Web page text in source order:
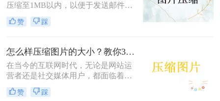
压缩至1MB以内，以便于发送邮件、
上传到社交媒体或满足特定平台的要
求。那么怎样把照片压缩成1m以内
缩照片大小，帮助您轻松应对这些需
求。
赞 踩
怎么样压缩图片的大小？教你3种实用方法！
在当今的互联网时代，无论是网站运
营者还是社交媒体用户，都面临着一
个共同的问题——怎么样压缩图片的
大小。较大的图片文件不仅会占用更
赞 踩